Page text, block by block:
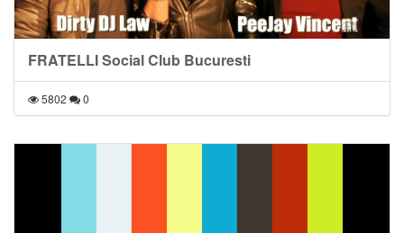
FRATELLI Social Club Bucuresti
5802 0